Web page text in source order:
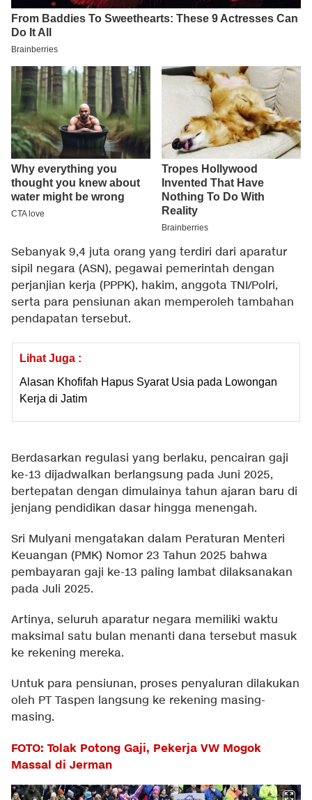
Sebanyak 9,4 juta orang yang terdiri dari aparatur
sipil negara (ASN), pegawai pemerintah dengan
perjanjian kerja (PPPK), hakim, anggota TNI/Polri,
serta para pensiunan akan memperoleh tambahan
pendapatan tersebut.
Lihat Juga :
Alasan Khofifah Hapus Syarat Usia pada Lowongan
Kerja di Jatim
Berdasarkan regulasi yang berlaku, pencairan gaji
ke-13 dijadwalkan berlangsung pada Juni 2025,
bertepatan dengan dimulainya tahun ajaran baru di
jenjang pendidikan dasar hingga menengah.
Sri Mulyani mengatakan dalam Peraturan Menteri
Keuangan (PMK) Nomor 23 Tahun 2025 bahwa
pembayaran gaji ke-13 paling lambat dilaksanakan
pada Juli 2025.
Artinya, seluruh aparatur negara memiliki waktu
maksimal satu bulan menanti dana tersebut masuk
ke rekening mereka.
Untuk para pensiunan, proses penyaluran dilakukan
oleh PT Taspen langsung ke rekening masing-
masing.
FOTO: Tolak Potong Gaji, Pekerja VW Mogok
Massal di Jerman